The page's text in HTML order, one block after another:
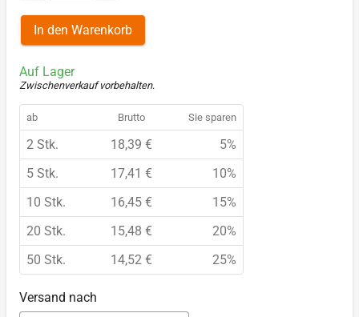
In den Warenkorb
Auf Lager
Zwischenverkauf vorbehalten.
ab Brutto Sie sparen
2 Stk. 18,39 €
5%
5 Stk.
17,41 €
10%
10 Stk.
16,45 €
15%
20 Stk.
15,48 €
20%
50 Stk.
14,52 € 25%
Versand nach